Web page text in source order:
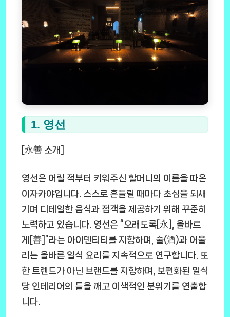
1. 영선
[永善 소개]
영선은 어릴 적부터 키워주신 할머니의 이름을 따온
이자카야입니다. 스스로 흔들릴 때마다 초심을 되새
기며 디테일한 음식과 접객을 제공하기 위해 꾸준히
노력하고 있습니다. 영선은 “오래도록[永], 올바르
게[善]”라는 아이덴티티를 지향하며, 술(酒)과 어울
리는 올바른 일식 요리를 지속적으로 연구합니다. 또
한 트렌드가 아닌 브랜드를 지향하며, 보편화된 일식
당 인테리어의 틀을 깨고 이색적인 분위기를 연출합
니다.